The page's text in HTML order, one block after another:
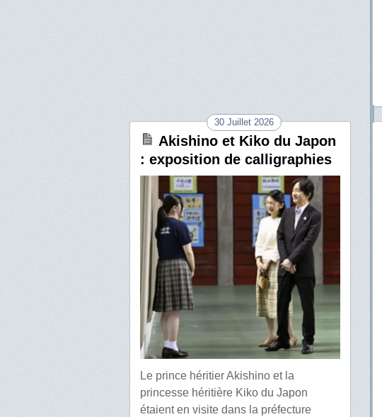
30 Juillet 2026
Akishino et Kiko du Japon
: exposition de calligraphies
Le prince héritier Akishino et la
princesse héritière Kiko du Japon
étaient en visite dans la préfecture